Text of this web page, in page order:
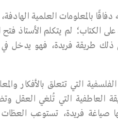
بالمعلومات العلمية
الكتاب؛ لم يتكلم الأستاذ فتح
ذلك طريقة فريدة، فهو يدخل
التي تتعلق بالأفكار
العاطفية التي تُلغي العقل
صياغة فريدة، تستوعب